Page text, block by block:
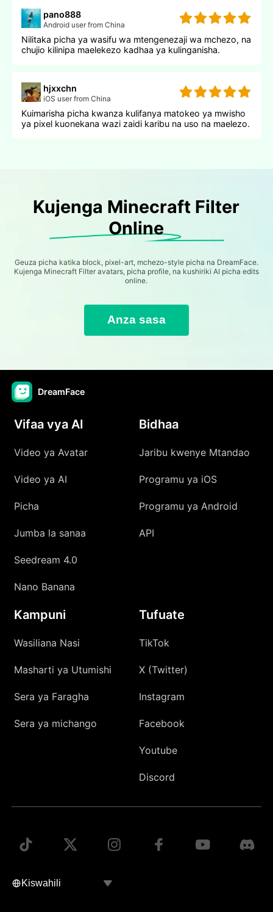
pano888
Android user from China
Nilitaka picha ya wasifu wa mtengenezaji wa mchezo, na
chujio kilinipa maelekezo kadhaa ya kulinganisha.
hjxxchn
iOS user from China
Kuimarisha picha kwanza kulifanya matokeo ya mwisho
ya pixel kuonekana wazi zaidi karibu na uso na maelezo.
Kujenga Minecraft Filter
Online
Geuza picha katika block, pixel-art, mchezo-style picha na DreamFace.
Kujenga Minecraft Filter avatars, picha profile, na kushiriki AI picha edits
online.
Anza sasa
DreamFace
Vifaa vya AI
Video ya Avatar
Video ya AI
Picha
Jumba la sanaa
Seedream 4.0
Nano Banana
Bidhaa
Jaribu kwenye Mtandao
Programu ya iOS
Programu ya Android
API
Kampuni
Wasiliana Nasi
Masharti ya Utumishi
Sera ya Faragha
Sera ya michango
Tufuate
TikTok
X (Twitter)
Instagram
Facebook
Youtube
Discord